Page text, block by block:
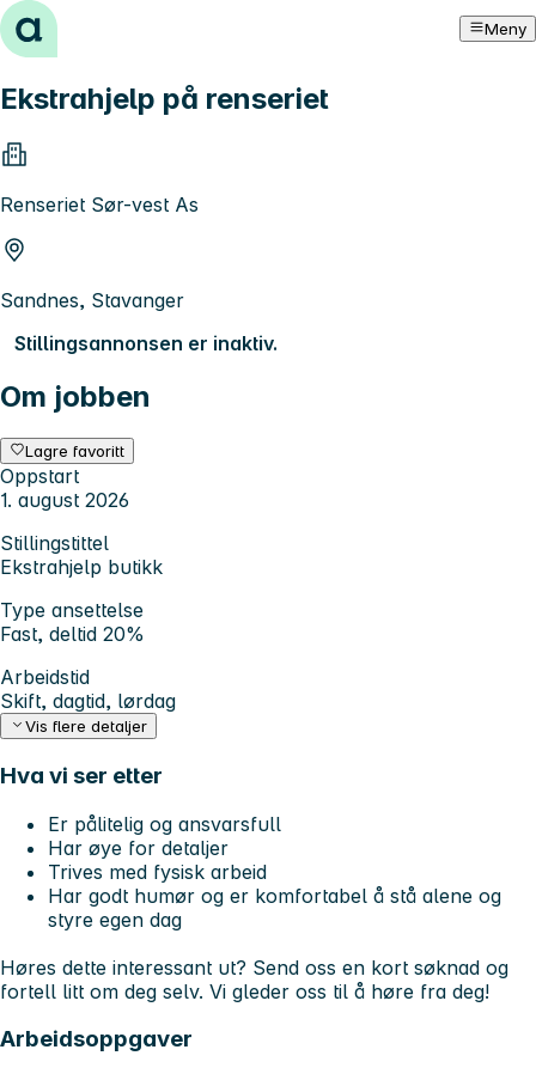
Hopp til innhold Meny
Ekstrahjelp på renseriet
Renseriet Sør-vest As
Sandnes, Stavanger
Stillingsannonsen er inaktiv.
Om jobben
Lagre favoritt
Oppstart
1. august 2026
Stillingstittel
Ekstrahjelp butikk
Type ansettelse
Fast, deltid 20%
Arbeidstid
Skift, dagtid, lørdag
Vis flere detaljer
Hva vi ser etter
Er pålitelig og ansvarsfull
Har øye for detaljer
Trives med fysisk arbeid
Har godt humør og er komfortabel å stå alene og
styre egen dag
Høres dette interessant ut? Send oss en kort søknad og
fortell litt om deg selv. Vi gleder oss til å høre fra deg!
Arbeidsoppgaver